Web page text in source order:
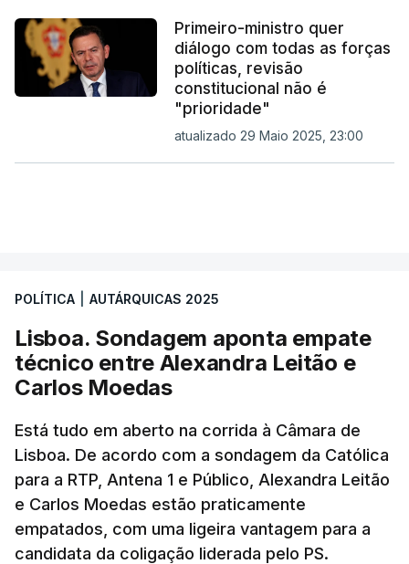
Primeiro-ministro quer
diálogo com todas as forças
políticas, revisão
constitucional não é
"prioridade"
atualizado 29 Maio 2025, 23:00
POLÍTICA AUTÁRQUICAS 2025
Lisboa. Sondagem aponta empate
técnico entre Alexandra Leitão e
Carlos Moedas
Está tudo em aberto na corrida à Câmara de
Lisboa. De acordo com a sondagem da Católica
para a RTP, Antena 1 e Público, Alexandra Leitão
e Carlos Moedas estão praticamente
empatados, com uma ligeira vantagem para a
candidata da coligação liderada pelo PS.